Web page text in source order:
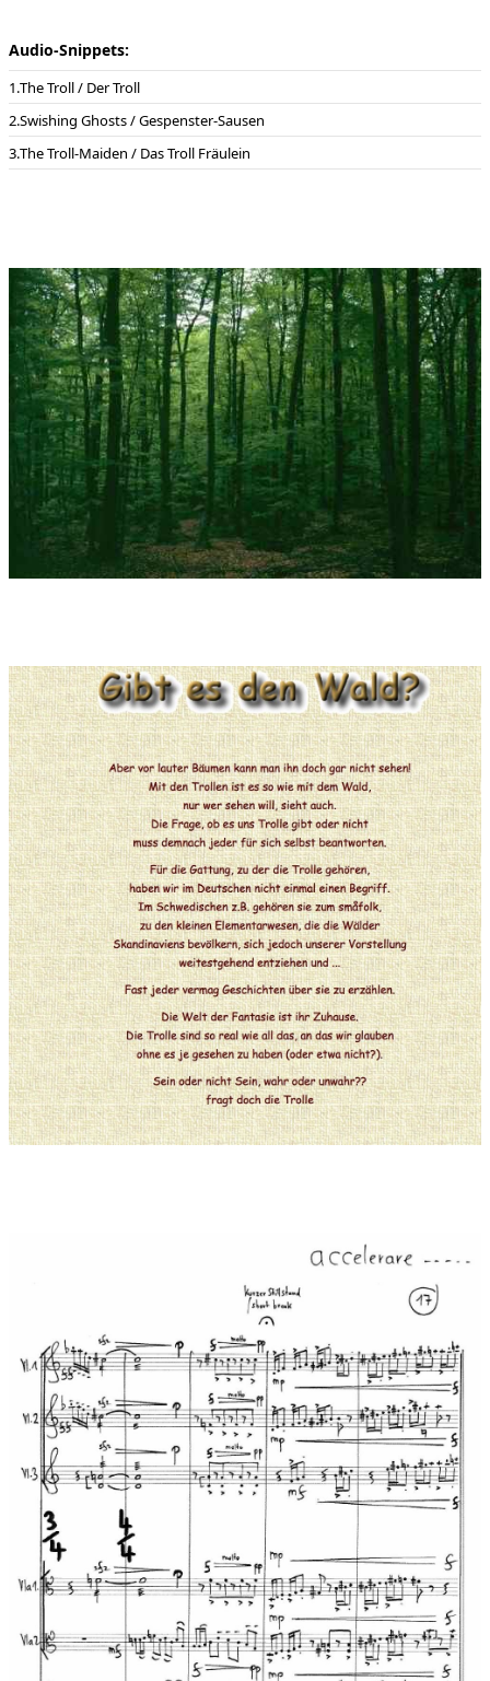
Audio-Snippets:
The Troll / Der Troll
Swishing Ghosts / Gespenster-Sausen
The Troll-Maiden / Das Troll Fräulein
Double basses
Widmung: - In memory of Tove Jansson -
Uraufführung:17.09.2017 , Rock Church/Felsenkirche
Helsinki/Finnland
Tonträger:CD-Serie der Bad Reichenhaller Philharmonie, 2018
Tonträger Interpreten:Philharmonie Bad Reichenhall, Leitung:
Enjott Schneider, recorded: 19.Dezember 2017 im Königlichen
Kursaal Bad
Reichenhall..............................................................Die
nachfolgenden Tonausschnitte entstammen dieser CD-
Einspielung